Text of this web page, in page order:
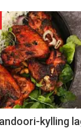
kylling